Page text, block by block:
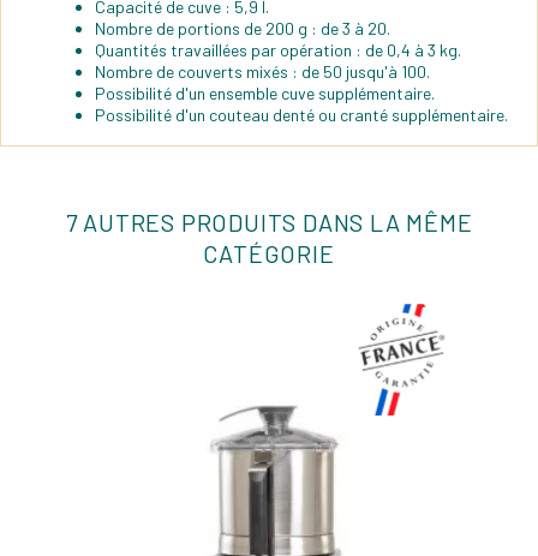
Capacité de cuve : 5,9 l.
Nombre de portions de 200 g : de 3 à 20.
Quantités travaillées par opération : de 0,4 à 3 kg.
Nombre de couverts mixés : de 50 jusqu'à 100.
Possibilité d'un ensemble cuve supplémentaire.
Possibilité d'un couteau denté ou cranté supplémentaire.
7 AUTRES PRODUITS DANS LA MÊME
CATÉGORIE